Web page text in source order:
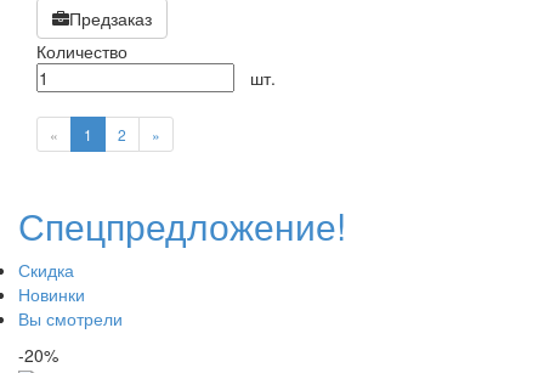
Предзаказ
Количество
шт.
« 1 2 »
Спецпредложение!
Скидка
Новинки
Вы смотрели
-20%